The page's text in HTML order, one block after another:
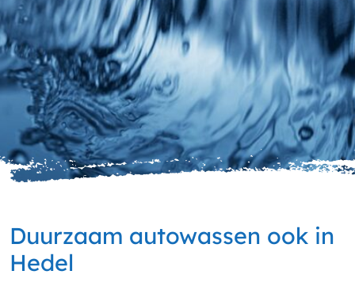
Duurzaam autowassen ook in
Hedel